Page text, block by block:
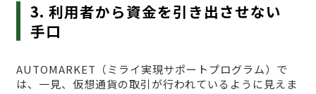
3. 利用者から資金を引き出させない
手口
AUTOMARKET（ミライ実現サポートプログラム）で
は、一見、仮想通貨の取引が行われているように見えま